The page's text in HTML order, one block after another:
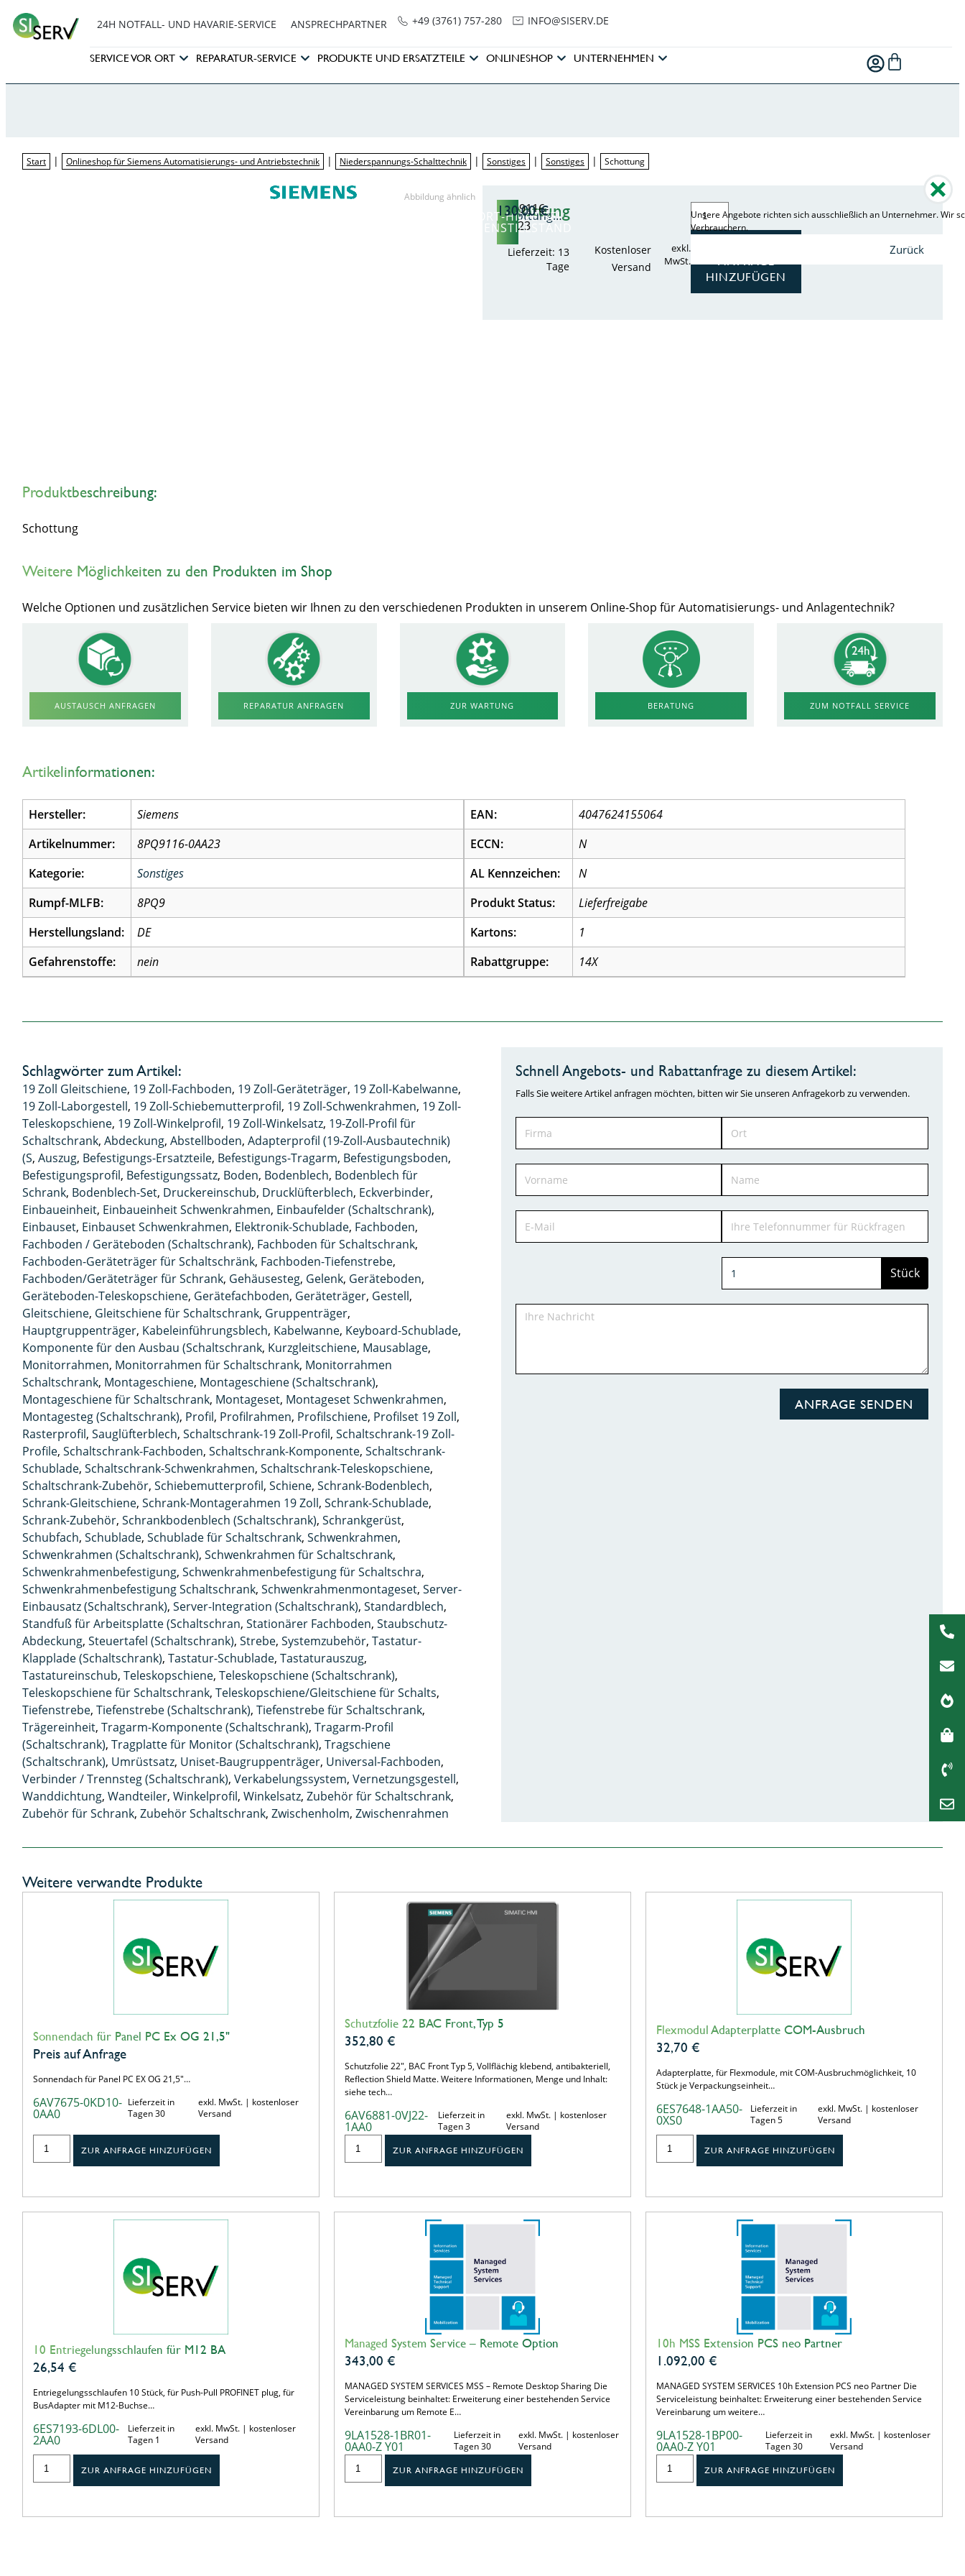
24H NOTFALL- UND HAVARIE-SERVICE ANSPRECHPARTNER +49 (3761) 757-280 ED.VRE
SIS@OF
NI
SERVICE VOR ORT REPARATUR-SERVICE PRODUKTE UND ERSATZTEILE ONLINESHOP UNTERNEHMEN
Start | Onlineshop für Siemens Automatisierungs- und Antriebstechnik | Niederspannungs-Schalttechnik | Sonstiges | Sonstiges | Schottung
Abbildung ähnlich
Schottung
8PQ9116-
0AA23
Schottung…
SOFORT-HILFE BEI
ANLAGENSTILLSTAND
130,00€
Lieferzeit: 13
Tage
Kostenloser
Versand
exkl.
MwSt.
ANFRAGE
HINZUFÜGEN
Unsere Angebote richten sich ausschließlich an Unternehmer. Wir
Verbrauchern.
Zurück
Produktbeschreibung:
Schottung
Weitere Möglichkeiten zu den Produkten im Shop
Welche Optionen und zusätzlichen Service bieten wir Ihnen zu den verschiedenen Produkten in unserem Online-Shop für Automatisierungs- und Anlagentechnik?
AUSTAUSCH ANFRAGEN REPARATUR ANFRAGEN ZUR WARTUNG BERATUNG ZUM NOTFALL SERVICE
Artikelinformationen:
Hersteller:
Siemens
Artikelnummer:
8PQ9116-0AA23
Kategorie:
Sonstiges
Rumpf-MLFB:
8PQ9
Herstellungsland:
DE
Gefahrenstoffe:
nein
EAN:
4047624155064
ECCN:
N
AL Kennzeichen:
N
Produkt Status:
Lieferfreigabe
Kartons:
1
Rabattgruppe:
14X
Schlagwörter zum Artikel:
19 Zoll Gleitschiene, 19 Zoll-Fachboden, 19 Zoll-Geräteträger, 19 Zoll-Kabelwanne,
19 Zoll-Laborgestell, 19 Zoll-Schiebemutterprofil, 19 Zoll-Schwenkrahmen, 19 Zoll-
Teleskopschiene, 19 Zoll-Winkelprofil, 19 Zoll-Winkelsatz, 19-Zoll-Profil für
Schaltschrank,Abdeckung,Abstellboden,Adapterprofil (19-Zoll-Ausbautechnik)
(S,Auszug, Befestigungs-Ersatzteile, Befestigungs-Tragarm, Befestigungsboden,
Befestigungsprofil, Befestigungssatz, Boden, Bodenblech, Bodenblech für
Schrank, Bodenblech-Set, Druckereinschub, Drucklüfterblech, Eckverbinder,
Einbaueinheit, Einbaueinheit Schwenkrahmen, Einbaufelder (Schaltschrank),
Einbauset, Einbauset Schwenkrahmen, Elektronik-Schublade, Fachboden,
Fachboden / Geräteboden (Schaltschrank), Fachboden für Schaltschrank,
Fachboden-Geräteträger für Schaltschränk, Fachboden-Tiefenstrebe,
Fachboden/Geräteträger für Schrank, Gehäusesteg, Gelenk, Geräteboden,
Geräteboden-Teleskopschiene, Gerätefachboden, Geräteträger, Gestell,
Gleitschiene, Gleitschiene für Schaltschrank, Gruppenträger,
Hauptgruppenträger, Kabeleinführungsblech, Kabelwanne, Keyboard-Schublade,
Komponente für den Ausbau (Schaltschrank, Kurzgleitschiene, Mausablage,
Monitorrahmen, Monitorrahmen für Schaltschrank, Monitorrahmen
Schaltschrank, Montageschiene, Montageschiene (Schaltschrank),
Montageschiene für Schaltschrank, Montageset, Montageset Schwenkrahmen,
Montagesteg (Schaltschrank), Profil, Profilrahmen, Profilschiene, Profilset 19 Zoll,
Rasterprofil,Sauglüfterblech,Schaltschrank-19 Zoll-Profil,Schaltschrank-19 Zoll-
Profile,Schaltschrank-Fachboden,Schaltschrank-Komponente,Schaltschrank-
Schublade,Schaltschrank-Schwenkrahmen,Schaltschrank-Teleskopschiene,
Schaltschrank-Zubehör,Schiebemutterprofil,Schiene,Schrank-Bodenblech,
Schrank-Gleitschiene,Schrank-Montagerahmen 19 Zoll,Schrank-Schublade,
Schrank-Zubehör,Schrankbodenblech (Schaltschrank),Schrankgerüst,
Schubfach,Schublade,Schublade für Schaltschrank,Schwenkrahmen,
Schwenkrahmen (Schaltschrank),Schwenkrahmen für Schaltschrank,
Schwenkrahmenbefestigung,Schwenkrahmenbefestigung für Schaltschra,
Schwenkrahmenbefestigung Schaltschrank,Schwenkrahmenmontageset,Server-
Einbausatz (Schaltschrank),Server-Integration (Schaltschrank),Standardblech,
Standfuß für Arbeitsplatte (Schaltschran,Stationärer Fachboden,Staubschutz-
Abdeckung,Steuertafel (Schaltschrank),Strebe,Systemzubehör,Tastatur-
Klapplade (Schaltschrank),Tastatur-Schublade,Tastaturauszug,
Tastatureinschub,Teleskopschiene,Teleskopschiene (Schaltschrank),
Teleskopschiene für Schaltschrank,Teleskopschiene/Gleitschiene für Schalts,
Tiefenstrebe,Tiefenstrebe (Schaltschrank),Tiefenstrebe für Schaltschrank,
Trägereinheit,Tragarm-Komponente (Schaltschrank),Tragarm-Profil
(Schaltschrank),Tragplatte für Monitor (Schaltschrank),Tragschiene
(Schaltschrank), Umrüstsatz, Uniset-Baugruppenträger, Universal-Fachboden,
Verbinder / Trennsteg (Schaltschrank),Verkabelungssystem,Vernetzungsgestell,
Wanddichtung,Wandteiler,Winkelprofil,Winkelsatz,Zubehör für Schaltschrank,
Zubehör für Schrank,Zubehör Schaltschrank,Zwischenholm,Zwischenrahmen
Schnell Angebots- und Rabattanfrage zu diesem Artikel:
Falls Sie weitere Artikel anfragen möchten, bitten wir Sie unseren Anfragekorb zu verwenden.
Stück
ANFRAGE SENDEN
Weitere verwandte Produkte
Sonnendach für Panel PC Ex OG 21,5"
Preis auf Anfrage
Sonnendach für Panel PC EX OG 21,5"…
6AV7675-0KD10-
0AA0
Lieferzeit in
Tagen 30
exkl. MwSt. | kostenloser
Versand
ZUR ANFRAGE HINZUFÜGEN
Schutzfolie 22 BAC Front, Typ 5
352,80 €
Schutzfolie 22", BAC Front Typ 5, Vollflächig klebend, antibakteriell,
Reflection Shield Matte. Weitere Informationen, Menge und Inhalt:
siehe tech…
6AV6881-0VJ22-
1AA0
Lieferzeit in
Tagen 3
exkl. MwSt. | kostenloser
Versand
ZUR ANFRAGE HINZUFÜGEN
Flexmodul Adapterplatte COM-Ausbruch
32,70 €
Adapterplatte, für Flexmodule, mit COM-Ausbruchmöglichkeit, 10
Stück je Verpackungseinheit…
6ES7648-1AA50-
0XS0
Lieferzeit in
Tagen 5
exkl. MwSt. | kostenloser
Versand
ZUR ANFRAGE HINZUFÜGEN
10 Entriegelungsschlaufen für M12 BA
26,54 €
Entriegelungsschlaufen 10 Stück, für Push-Pull PROFINET plug, für
BusAdapter mit M12-Buchse…
6ES7193-6DL00-
2AA0
Lieferzeit in
Tagen 1
exkl. MwSt. | kostenloser
Versand
ZUR ANFRAGE HINZUFÜGEN
Managed System Service – Remote Option
343,00 €
MANAGED SYSTEM SERVICES MSS – Remote Desktop Sharing Die
Serviceleistung beinhaltet: Erweiterung einer bestehenden Service
Vereinbarung um Remote E…
9LA1528-1BR01-
0AA0-Z Y01
Lieferzeit in
Tagen 30
exkl. MwSt. | kostenloser
Versand
ZUR ANFRAGE HINZUFÜGEN
10h MSS Extension PCS neo Partner
1.092,00 €
MANAGED SYSTEM SERVICES 10h Extension PCS neo Partner Die
Serviceleistung beinhaltet: Erweiterung einer bestehenden Service
Vereinbarung um weitere…
9LA1528-1BP00-
0AA0-Z Y01
Lieferzeit in
Tagen 30
exkl. MwSt. | kostenloser
Versand
ZUR ANFRAGE HINZUFÜGEN